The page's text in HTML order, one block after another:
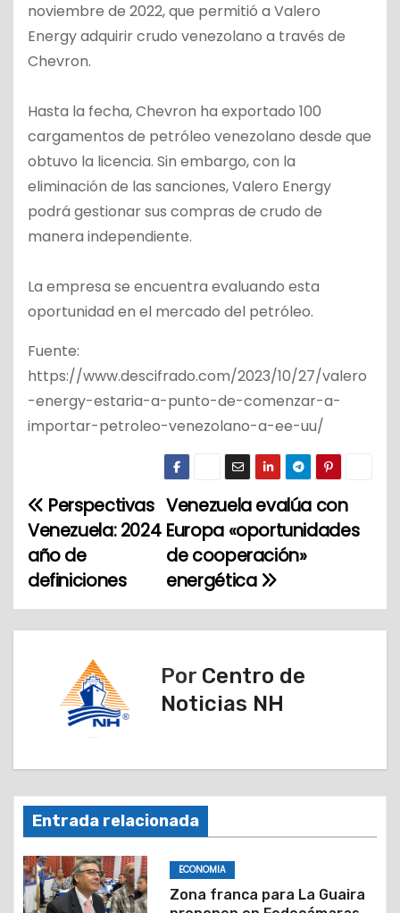
noviembre de 2022, que permitió a Valero
Energy adquirir crudo venezolano a través de
Chevron.
Hasta la fecha, Chevron ha exportado 100
cargamentos de petróleo venezolano desde que
obtuvo la licencia. Sin embargo, con la
eliminación de las sanciones, Valero Energy
podrá gestionar sus compras de crudo de
manera independiente.
La empresa se encuentra evaluando esta
oportunidad en el mercado del petróleo.
Fuente:
https://www.descifrado.com/2023/10/27/valero
-energy-estaria-a-punto-de-comenzar-a-
importar-petroleo-venezolano-a-ee-uu/
N
a
v
e
i
ó
n
d
Venezuela evalúa con
Europa «oportunidades
de cooperación»
energética
Perspectivas
Venezuela: 2024
año de
definiciones
Por Centro de
Noticias NH
Entrada relacionada
ECONOMIA
Zona franca para La Guaira